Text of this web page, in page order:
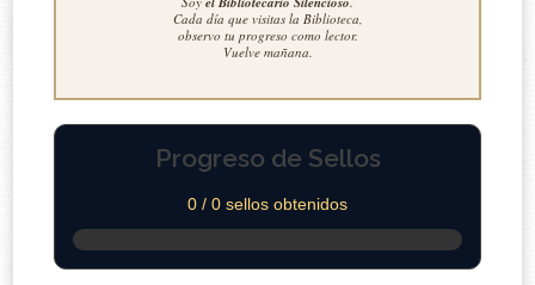
Cada día que visitas la Biblioteca,
observo tu progreso como lector.
Vuelve mañana.
Progreso de Sellos
0 / 0 sellos obtenidos